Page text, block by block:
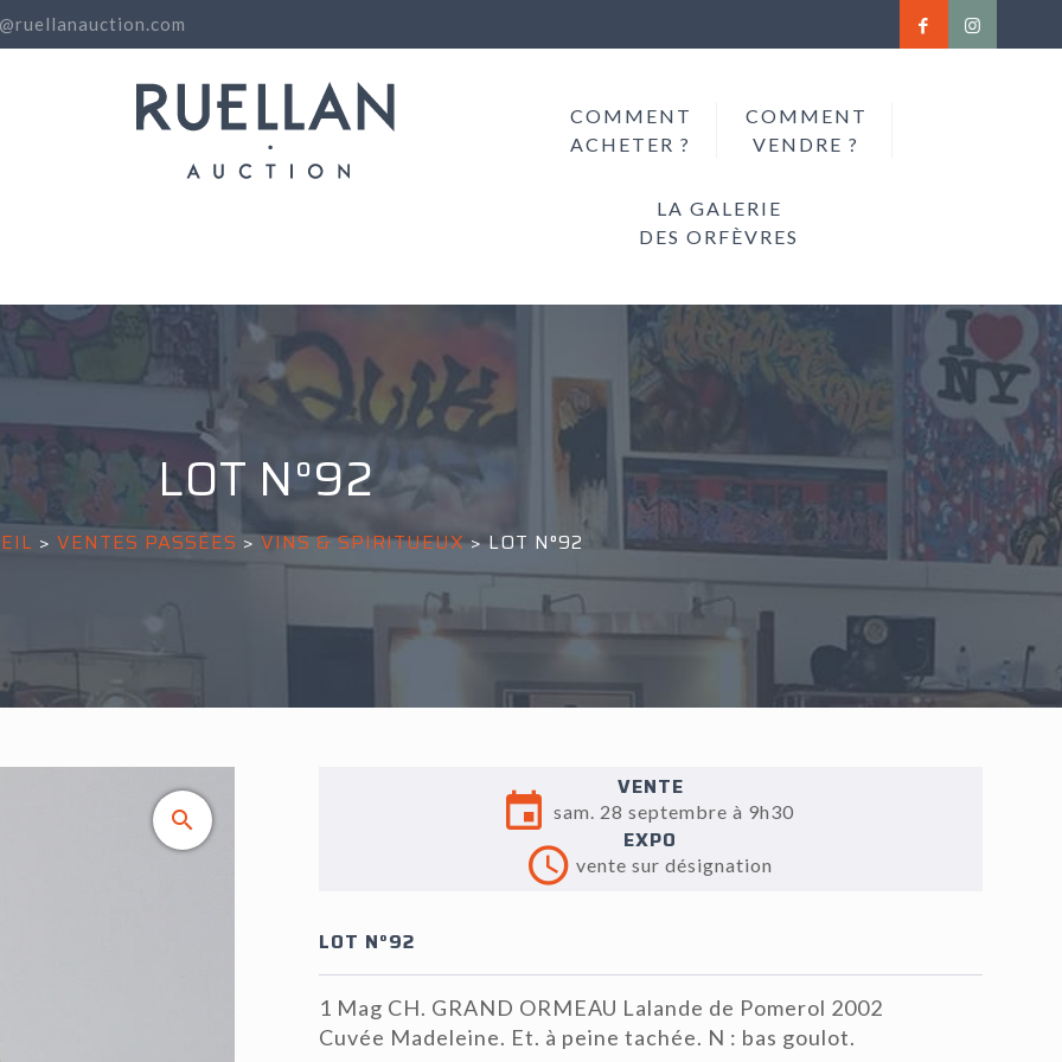
COMMENT
ACHETER ?
COMMENT
VENDRE ?
LA GALERIE
DES ORFÈVRES
LOT N°92
> VENTES PASSÉES >VINS & SPIRITUEUX>LOT N°92
VENTE
sam. 28 septembre à 9h30
EXPO
vente sur désignation
LOT N°92
1 Mag CH. GRAND ORMEAU Lalande de Pomerol 2002
Cuvée Madeleine. Et. à peine tachée. N : bas goulot.